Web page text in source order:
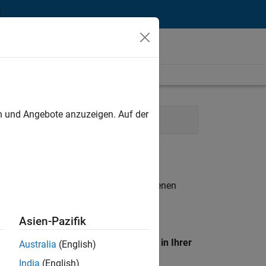
Finance and Operations
. Wenn Sie noch immer keine offenen
unseres
Standort, um alle Stellenangebote in Ihrer
Angebote anzuzeigen. Auf der
Asien-Pazifik
Australia (English)
India (English)